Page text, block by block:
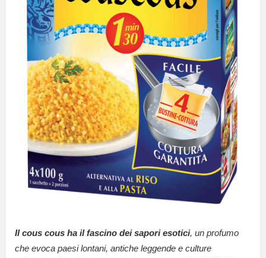
Il cous cous ha il fascino dei sapori esotici, un profumo
che evoca paesi lontani, antiche leggende e culture